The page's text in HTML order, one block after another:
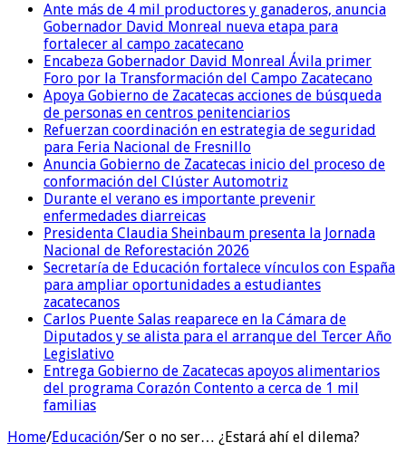
Ante más de 4 mil productores y ganaderos, anuncia
Gobernador David Monreal nueva etapa para
fortalecer al campo zacatecano
Encabeza Gobernador David Monreal Ávila primer
Foro por la Transformación del Campo Zacatecano
Apoya Gobierno de Zacatecas acciones de búsqueda
de personas en centros penitenciarios
Refuerzan coordinación en estrategia de seguridad
para Feria Nacional de Fresnillo
Anuncia Gobierno de Zacatecas inicio del proceso de
conformación del Clúster Automotriz
Durante el verano es importante prevenir
enfermedades diarreicas
Presidenta Claudia Sheinbaum presenta la Jornada
Nacional de Reforestación 2026
Secretaría de Educación fortalece vínculos con España
para ampliar oportunidades a estudiantes
zacatecanos
Carlos Puente Salas reaparece en la Cámara de
Diputados y se alista para el arranque del Tercer Año
Legislativo
Entrega Gobierno de Zacatecas apoyos alimentarios
del programa Corazón Contento a cerca de 1 mil
familias
Home/Educación/Ser o no ser… ¿Estará ahí el dilema?